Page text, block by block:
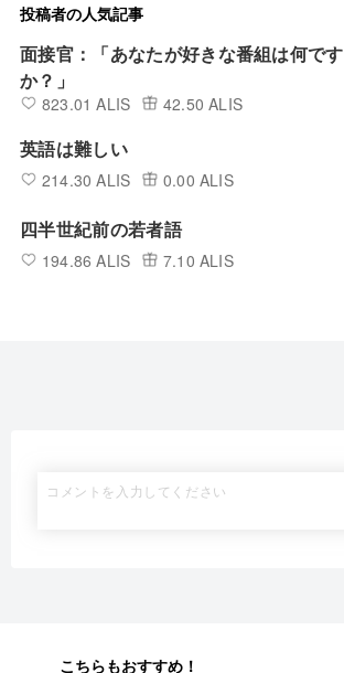
投稿者の人気記事
面接官：「あなたが好きな番組は何です
か？」
823.01 ALIS 42.50 ALIS
英語は難しい
214.30 ALIS 0.00 ALIS
四半世紀前の若者語
194.86 ALIS 7.10 ALIS
こちらもおすすめ！